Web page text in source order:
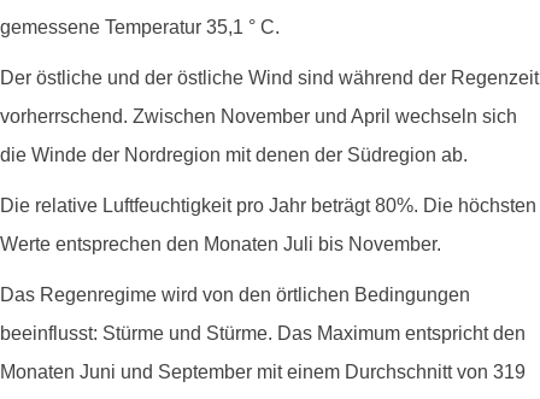
gemessene Temperatur 35,1 ° C.
Der östliche und der östliche Wind sind während der Regenzeit
vorherrschend. Zwischen November und April wechseln sich
die Winde der Nordregion mit denen der Südregion ab.
Die relative Luftfeuchtigkeit pro Jahr beträgt 80%. Die höchsten
Werte entsprechen den Monaten Juli bis November.
Das Regenregime wird von den örtlichen Bedingungen
beeinflusst: Stürme und Stürme. Das Maximum entspricht den
Monaten Juni und September mit einem Durchschnitt von 319